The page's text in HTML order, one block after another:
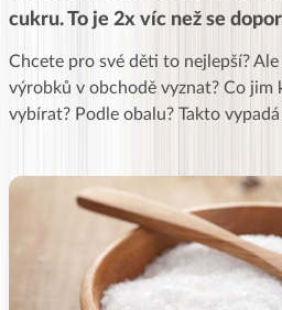
cukru. To je 2x víc než se
Chcete pro své děti to nejlepší?
výrobků v obchodě vyznat? Co jim
vybírat? Podle obalu? Takto